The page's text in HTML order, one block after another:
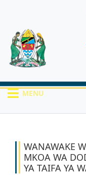
MENU
WANAWAKE
MKOA WA
YA TAIFA YA